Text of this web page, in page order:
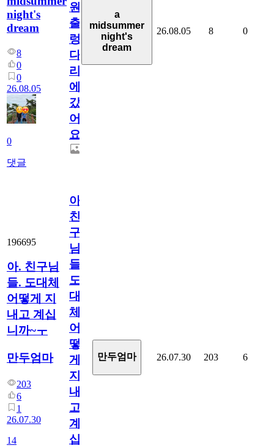
night's
dream
8
0
0
26.08.05
0
댓글
원
출
렁
다
리
에
갔
어
요.
a
midsummer
night's
dream
26.08.05 8 0
196695
아. 친구님
들. 도대체
어떻게 지
내고 계십
니까~ㅜ
만두엄마
203
6
1
26.07.30
14
아.
친
구
님
들.
도
대
체
어
떻
게
지
내
고
계
십
만두엄마 26.07.30 203 6